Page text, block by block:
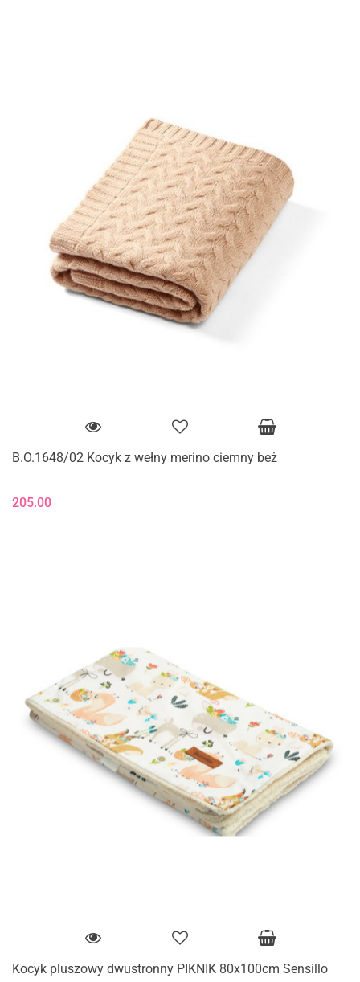
B.O.1648/02 Kocyk z wełny merino ciemny beż
205.00
Kocyk pluszowy dwustronny PIKNIK 80x100cm Sensillo